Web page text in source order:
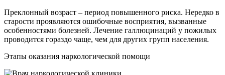
Преклонный возраст – период повышенного риска. Нередко в
старости проявляются ошибочные восприятия, вызванные
особенностями болезней. Лечение галлюцинаций у пожилых
проводится гораздо чаще, чем для других групп населения.
Этапы оказания наркологической помощи